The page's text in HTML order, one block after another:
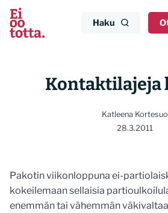
Siirry
sisältöön
Haku
Kontaktilajeja
Katleena Kortesuo
28.3.2011
Pakotin viikonloppuna ei-
kokeilemaan sellaisia
enemmän tai vähemmän